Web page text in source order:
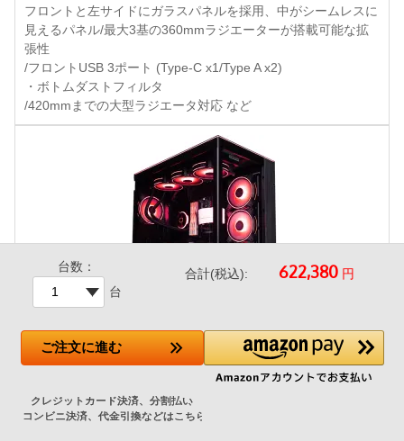
フロントと左サイドにガラスパネルを採用、中がシームレスに
見えるパネル/最大3基の360mmラジエーターが搭載可能な拡
張性
/フロントUSB 3ポート (Type-C x1/Type A x2)
・ボトムダストフィルタ
/420mmまでの大型ラジエータ対応 など
LianLi O11D EVO RGB Black 特別仕様
+43,500円
台数：
台
合計(税込): 円
ご注文に進む